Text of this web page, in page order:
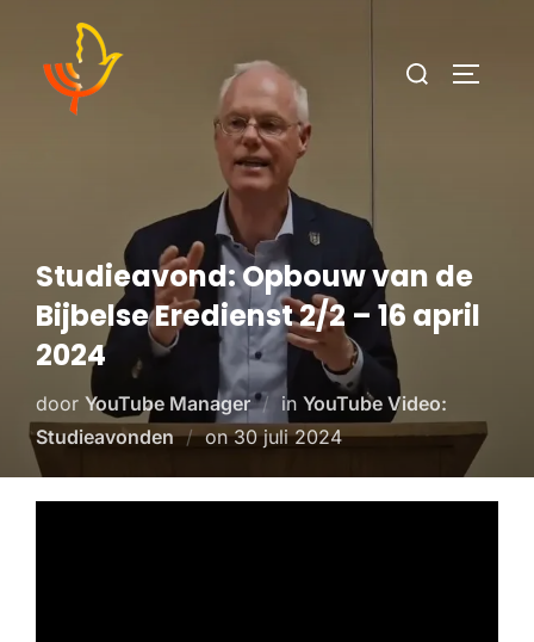
Studieavond: Opbouw van de
Bijbelse Eredienst 2/2 – 16 april
2024
door YouTube Manager in YouTube Video:
Studieavonden
on30 juli 2024